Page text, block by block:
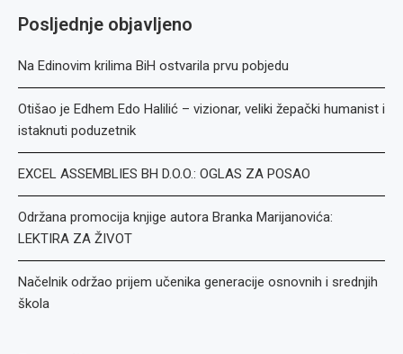
Posljednje objavljeno
Na Edinovim krilima BiH ostvarila prvu pobjedu
Otišao je Edhem Edo Halilić – vizionar, veliki žepački humanist i
istaknuti poduzetnik
EXCEL ASSEMBLIES BH D.O.O.: OGLAS ZA POSAO
Održana promocija knjige autora Branka Marijanovića:
LEKTIRA ZA ŽIVOT
Načelnik održao prijem učenika generacije osnovnih i srednjih
škola